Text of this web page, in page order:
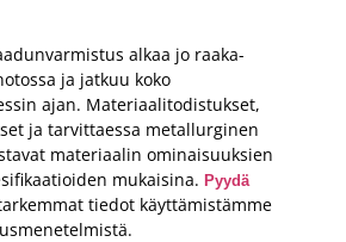
alkaa jo raaka-
ja jatkuu koko
ajan. Materiaalitodistukset,
ja tarvittaessa metallurginen
materiaalin ominaisuuksien
mukaisina. Pyydä
tiedot käyttämistämme